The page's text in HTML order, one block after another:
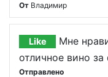
От Владимир
Like
Мне
отличное вино за
Отправлено